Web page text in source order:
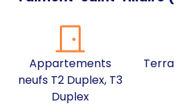
Appartements
neufs T2 Duplex, T3
Duplex